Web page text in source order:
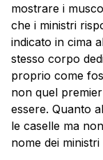
mostrare i
che i ministri
indicato in cima
stesso corpo
proprio come
non quel
essere. Quanto
le caselle ma
nome dei